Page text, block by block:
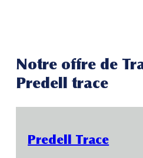
Notre offre de
Predell trace
Predell Trace